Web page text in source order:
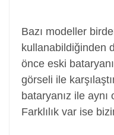
Bazı modeller
kullanabildiğinden
önce eski
görseli ile
bataryanız ile
Farklılık var ise